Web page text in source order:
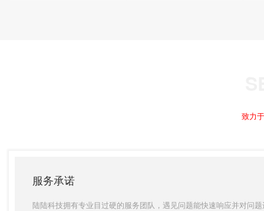
致力
服务承诺
陆陆科技拥有专业目过硬的服务团队，遇见问题能快速响应并对问